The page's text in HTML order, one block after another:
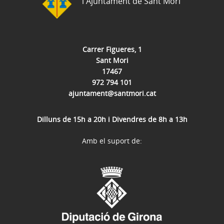
Carrer Figueres, 1
Sant Mori
17467
972 794 101
ajuntament@santmori.cat
Dilluns de 15h a 20h i Divendres de 8h a 13h
Amb el suport de: